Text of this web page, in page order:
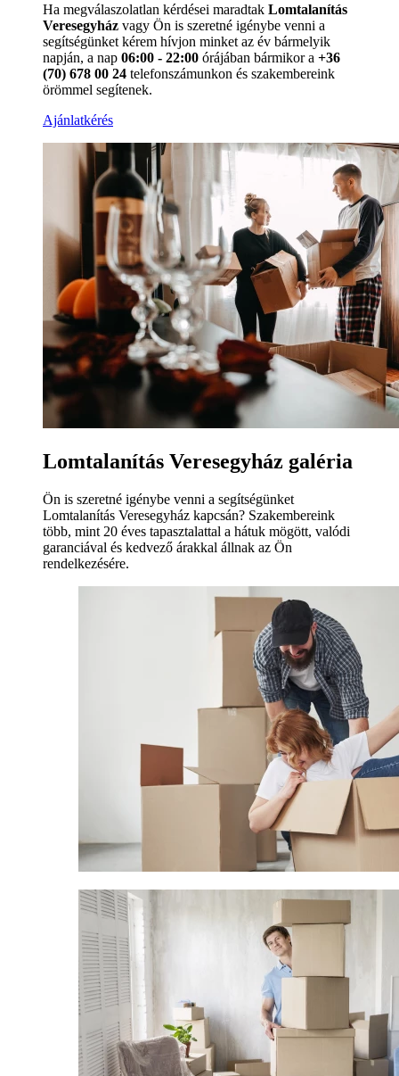
Ha megválaszolatlan kérdései maradtak Lomtalanítás
Veresegyház vagy Ön is szeretné igénybe venni a
segítségünket kérem hívjon minket az év bármelyik
napján, a nap 06:00 - 22:00 órájában bármikor a +36
(70) 678 00 24 telefonszámunkon és szakembereink
örömmel segítenek.
Ajánlatkérés
Lomtalanítás Veresegyház galéria
Ön is szeretné igénybe venni a segítségünket
Lomtalanítás Veresegyház kapcsán? Szakembereink
több, mint 20 éves tapasztalattal a hátuk mögött, valódi
garanciával és kedvező árakkal állnak az Ön
rendelkezésére.